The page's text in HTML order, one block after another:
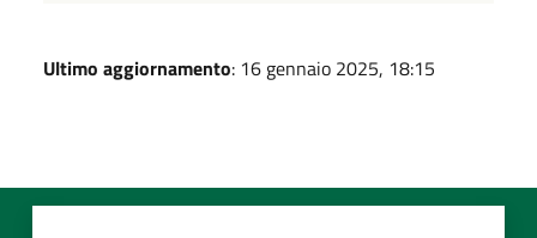
Ultimo aggiornamento: 16 gennaio 2025, 18:15